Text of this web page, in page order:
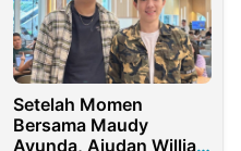
Setelah Momen
Bersama Maudy
Ayunda, Ajudan William